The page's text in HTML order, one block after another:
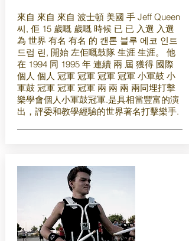
來自 來自 來自 波士頓 美國 手 Jeff Queen
씨, 佢 15 歲嘅 歲嘅 時候 已 已 入選 入選
為 世界 有名 有名 的 캔톤 블루 에코 인트
드럼 린, 開始 左佢嘅鼓隊 生涯 生涯。 他
在 1994 同 1995 年 連續 兩 屆 獲得 國際
個人 個人 冠軍 冠軍 冠軍 冠軍 小軍鼓 小
軍鼓 冠軍 冠軍 冠軍 兩 兩 兩 兩同埋打擊
樂學會個人小軍鼓冠軍.是具相當豐富的演
出，評委和教學經驗的世界著名打擊樂手.